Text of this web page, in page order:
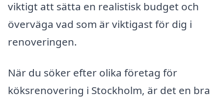
viktigt att sätta en realistisk budget och
överväga vad som är viktigast för dig i
renoveringen.
När du söker efter olika företag för
köksrenovering i Stockholm, är det en bra